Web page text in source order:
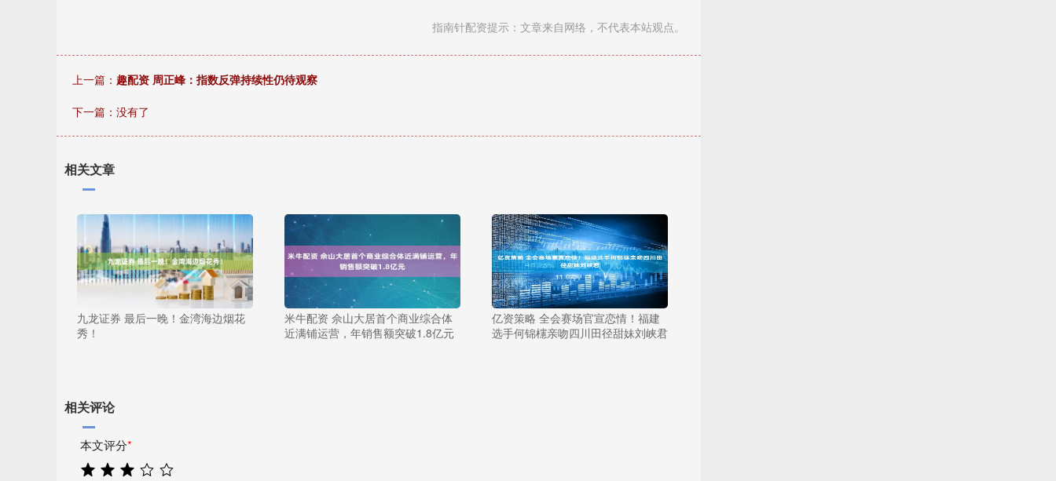
指南针配资提示：文章来自网络，不代表本站观点。
上一篇： 趣配资 周正峰：指数反弹持续性仍待观察
下一篇：没有了
相关文章
九龙证券 最后一晚！金湾海边烟花
秀！
米牛配资 佘山大居首个商业综合体
近满铺运营，年销售额突破1.8亿元
亿资策略 全会赛场官宣恋情！福建
选手何锦櫶亲吻四川田径甜妹刘峡君
相关评论
本文评分*